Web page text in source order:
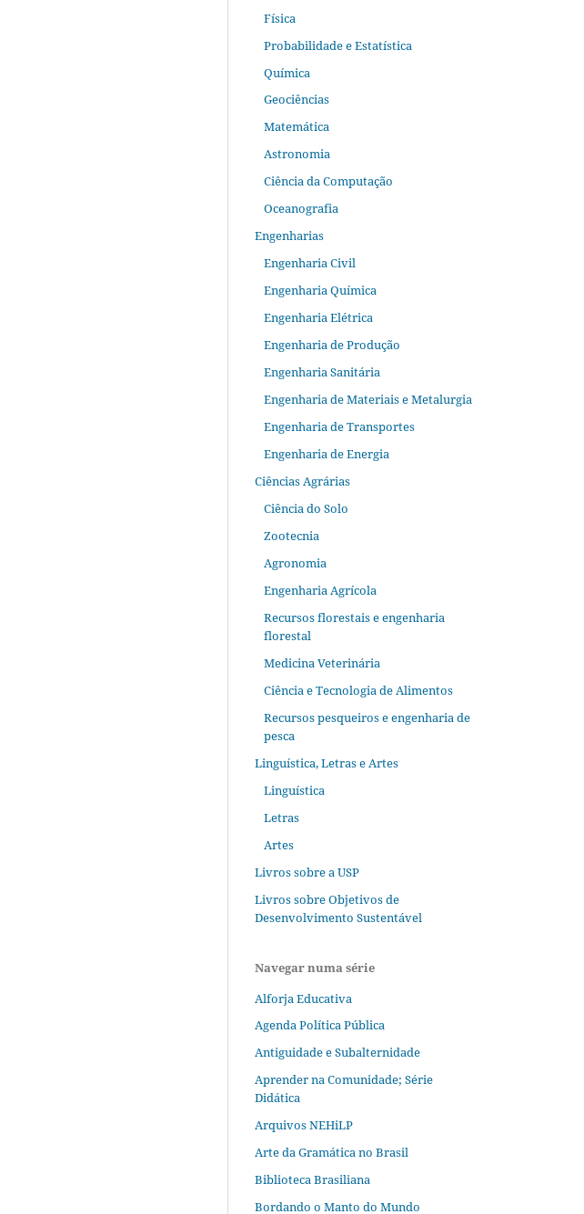
Física
Probabilidade e Estatística
Química
Geociências
Matemática
Astronomia
Ciência da Computação
Oceanografia
Engenharias
Engenharia Civil
Engenharia Química
Engenharia Elétrica
Engenharia de Produção
Engenharia Sanitária
Engenharia de Materiais e Metalurgia
Engenharia de Transportes
Engenharia de Energia
Ciências Agrárias
Ciência do Solo
Zootecnia
Agronomia
Engenharia Agrícola
Recursos florestais e engenharia
florestal
Medicina Veterinária
Ciência e Tecnologia de Alimentos
Recursos pesqueiros e engenharia de
pesca
Linguística, Letras e Artes
Linguística
Letras
Artes
Livros sobre a USP
Livros sobre Objetivos de
Desenvolvimento Sustentável
Navegar numa série
Alforja Educativa
Agenda Política Pública
Antiguidade e Subalternidade
Aprender na Comunidade; Série
Didática
Arquivos NEHiLP
Arte da Gramática no Brasil
Biblioteca Brasiliana
Bordando o Manto do Mundo